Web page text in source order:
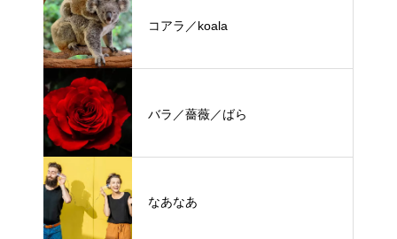
コアラ／koala
バラ／薔薇／ばら
なあなあ